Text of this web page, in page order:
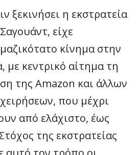
ξεκινήσει η εκστρατεία
είχε
κίνημα στην
με κεντρικό αίτημα τη
της Amazon και άλλων
που μέχρι
από ελάχιστο, έως
της εκστρατείας